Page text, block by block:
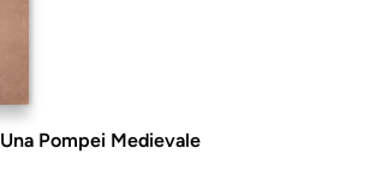
Una Pompei Medievale